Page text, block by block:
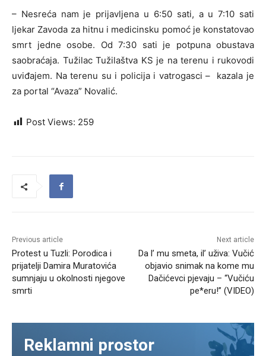
– Nesreća nam je prijavljena u 6:50 sati, a u 7:10 sati
ljekar Zavoda za hitnu i medicinsku pomoć je konstatovao
smrt jedne osobe. Od 7:30 sati je potpuna obustava
saobraćaja. Tužilac Tužilaštva KS je na terenu i rukovodi
uviđajem. Na terenu su i policija i vatrogasci – kazala je
za portal “Avaza” Novalić.
Post Views: 259
Previous article
Protest u Tuzli: Porodica i
prijatelji Damira Muratovića
sumnjaju u okolnosti njegove
smrti
Next article
Da l’ mu smeta, il’ uživa: Vučić
objavio snimak na kome mu
Dačićevci pjevaju – “Vučiću
pe*eru!” (VIDEO)
Reklamni prostor